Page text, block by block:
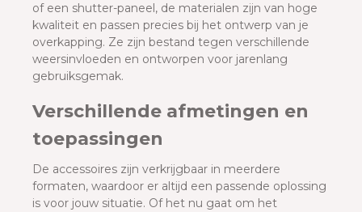
of een shutter-paneel, de materialen zijn van hoge
kwaliteit en passen precies bij het ontwerp van je
overkapping. Ze zijn bestand tegen verschillende
weersinvloeden en ontworpen voor jarenlang
gebruiksgemak.
Verschillende afmetingen en
toepassingen
De accessoires zijn verkrijgbaar in meerdere
formaten, waardoor er altijd een passende oplossing
is voor jouw situatie. Of het nu gaat om het